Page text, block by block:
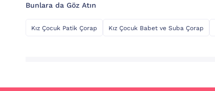
Bunlara da Göz Atın
Kız Çocuk Patik Çorap Kız Çocuk Babet ve Suba Çorap